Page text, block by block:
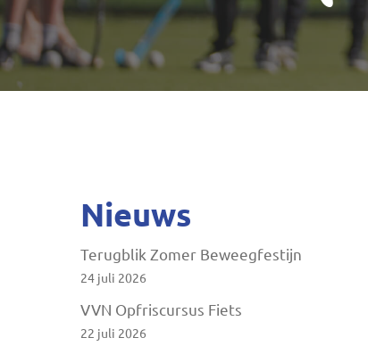
Nieuws
Terugblik Zomer Beweegfestijn
24 juli 2026
VVN Opfriscursus Fiets
22 juli 2026